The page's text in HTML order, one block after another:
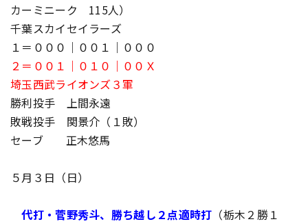
カーミニーク 115人）
千葉スカイセイラーズ
１＝０００｜００１｜０００
２＝００１｜０１０｜００Ｘ
埼玉西武ライオンズ３軍
勝利投手 上間永遠
敗戦投手 関景介（１敗）
セーブ 正木悠馬
５月３日（日）
代打・菅野秀斗、勝ち越し２点適時打 （栃木２勝１